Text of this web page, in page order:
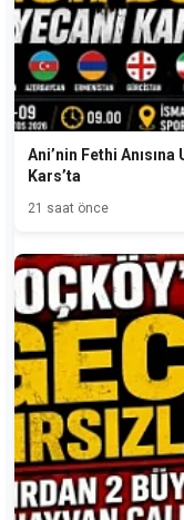
Ani’nin Fethi
Kars’ta
21 saat önce